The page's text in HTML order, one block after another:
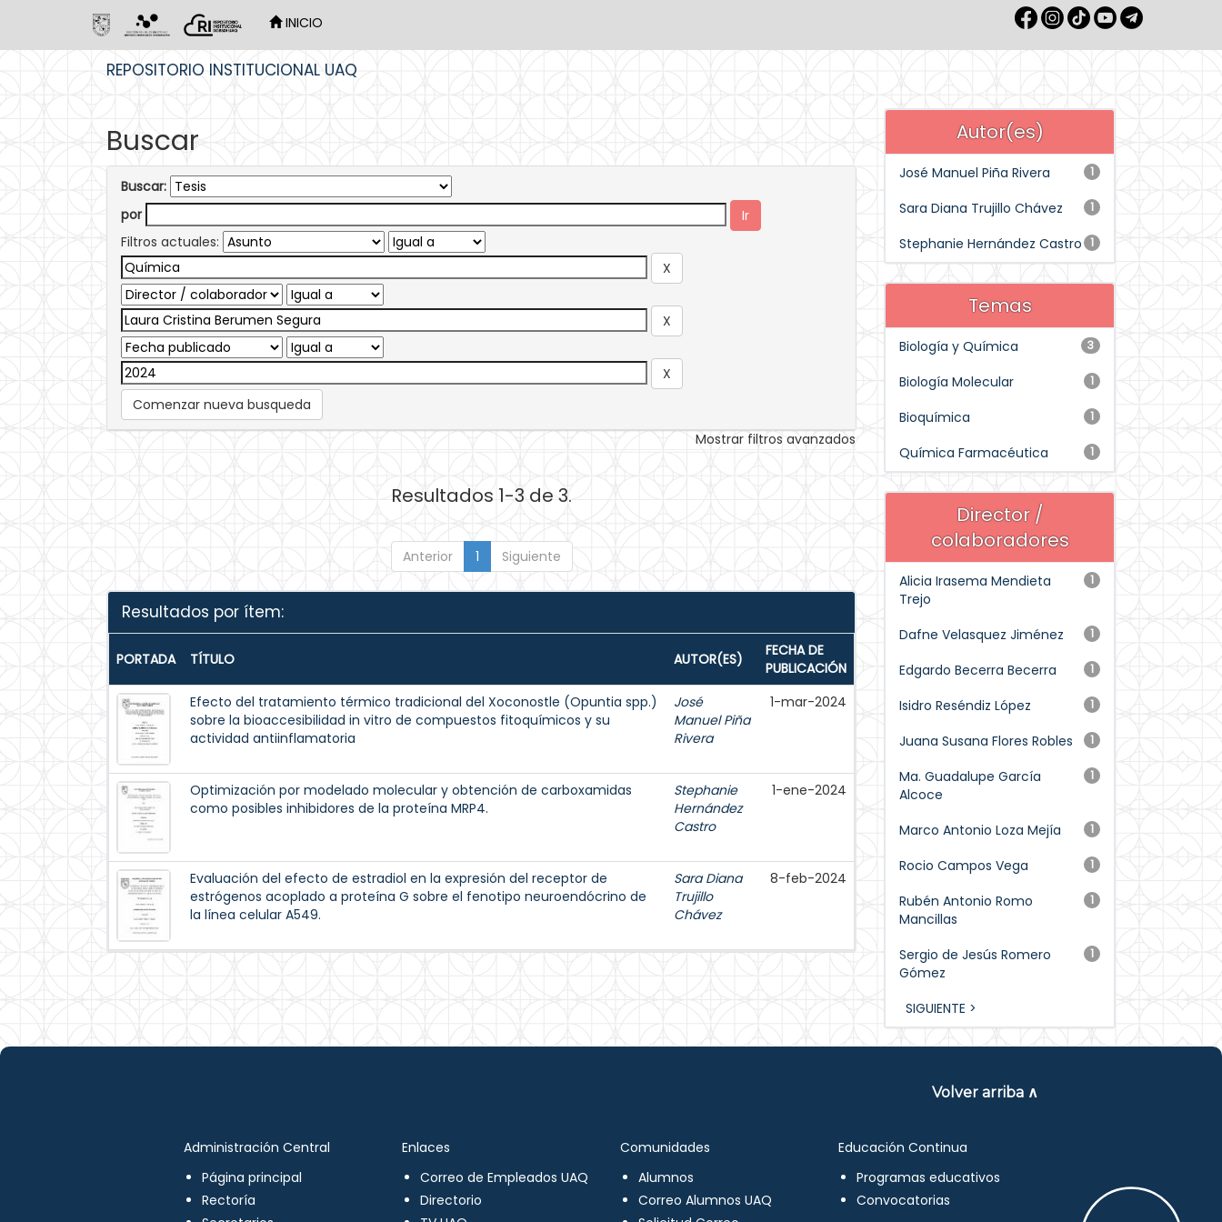
INICIO
REPOSITORIO INSTITUCIONAL UAQ
Buscar
Buscar:
por
Filtros actuales:
Comenzar nueva busqueda
Mostrar filtros avanzados
Resultados 1-3 de 3.
Anterior 1 Siguiente
Resultados por ítem:
PORTADA TÍTULO AUTOR(ES)
FECHA DE
PUBLICACIÓN
Efecto del tratamiento térmico tradicional del Xoconostle (Opuntia spp.)
sobre la bioaccesibilidad in vitro de compuestos fitoquímicos y su
actividad antiinflamatoria
José
Manuel Piña
Rivera
1-mar-2024
Optimización por modelado molecular y obtención de carboxamidas
como posibles inhibidores de la proteína MRP4.
Stephanie
Hernández
Castro
1-ene-2024
Evaluación del efecto de estradiol en la expresión del receptor de
estrógenos acoplado a proteína G sobre el fenotipo neuroendócrino de
la línea celular A549.
Sara Diana
Trujillo
Chávez
8-feb-2024
Autor(es)
1
José Manuel Piña Rivera
1
Sara Diana Trujillo Chávez
1
Stephanie Hernández Castro
Temas
3
Biología y Química
1
Biología Molecular
1
Bioquímica
1
Química Farmacéutica
Director /
colaboradores
1
Alicia Irasema Mendieta
Trejo
1
Dafne Velasquez Jiménez
1
Edgardo Becerra Becerra
1
Isidro Reséndiz López
1
Juana Susana Flores Robles
1
Ma. Guadalupe García
Alcoce
1
Marco Antonio Loza Mejía
1
Rocio Campos Vega
1
Rubén Antonio Romo
Mancillas
1
Sergio de Jesús Romero
Gómez
SIGUIENTE >
Volver arriba ∧
Administración Central
Página principal
Rectoría
Enlaces
Correo de Empleados UAQ
Directorio
Comunidades
Alumnos
Correo Alumnos UAQ
Educación Continua
Programas educativos
Convocatorias